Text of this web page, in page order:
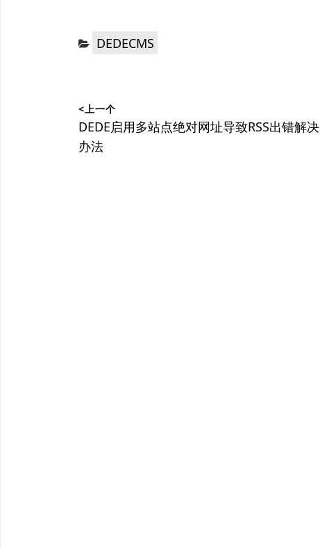
分 DEDECMS
章
导
<上一个
上
篇
DEDE启用多站点绝对网址导致RSS出错解决
办法